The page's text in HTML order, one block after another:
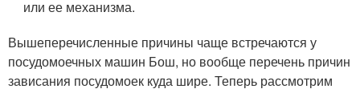
или ее механизма.
Вышеперечисленные причины чаще встречаются у
посудомоечных машин Бош, но вообще перечень причин
зависания посудомоек куда шире. Теперь рассмотрим